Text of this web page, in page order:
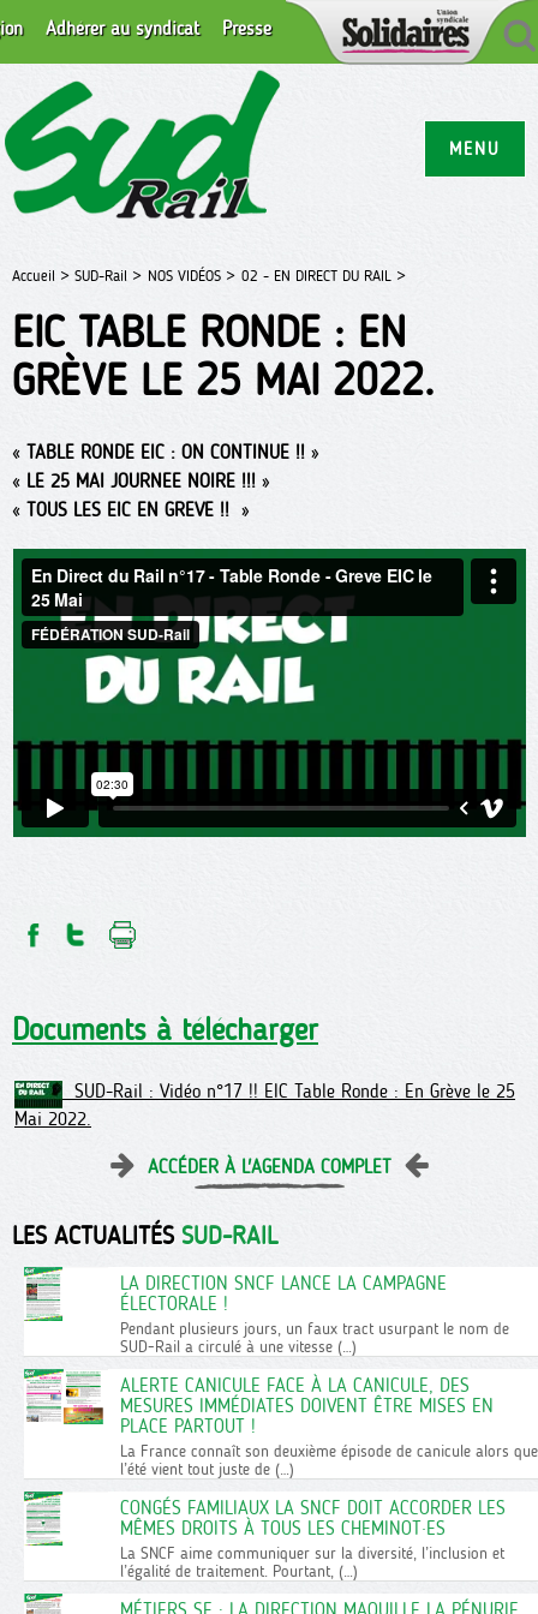
MENU
Adhérer au syndicat Presse
Accueil > SUD-Rail > NOS VIDÉOS > 02 - EN DIRECT DU RAIL >
EIC TABLE RONDE : EN
GRÈVE LE 25 MAI 2022.
« TABLE RONDE EIC : ON CONTINUE !! »
« LE 25 MAI JOURNEE NOIRE !!! »
« TOUS LES EIC EN GREVE !! »
Documents à télécharger
SUD-Rail : Vidéo n°17 !! EIC Table Ronde : En Grève le 25
Mai 2022.
ACCÉDER À L'AGENDA COMPLET
LES ACTUALITÉS SUD-RAIL
LA DIRECTION SNCF LANCE LA CAMPAGNE
ÉLECTORALE !
Pendant plusieurs jours, un faux tract usurpant le nom de
SUD-Rail a circulé à une vitesse (…)
ALERTE CANICULE FACE À LA CANICULE, DES
MESURES IMMÉDIATES DOIVENT ÊTRE MISES EN
PLACE PARTOUT !
La France connaît son deuxième épisode de canicule alors que
l’été vient tout juste de (…)
CONGÉS FAMILIAUX LA SNCF DOIT ACCORDER LES
MÊMES DROITS À TOUS LES CHEMINOT·ES
La SNCF aime communiquer sur la diversité, l’inclusion et
l’égalité de traitement. Pourtant, (…)